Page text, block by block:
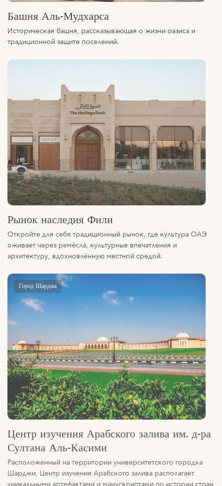
Историческая башня, рассказывающая о жизни оазиса и
традиционной защите поселений.
Рынок наследия Фили
оживает через ремёсла, культурные впечатления и
архитектуру, вдохновлённую местной средой.
Город Шарджа
Центр изучения Арабского залива им. д-ра
Расположенный на территории университетского городка
Шарджи, Центр изучения Арабского залива располагает
уникальными артефактами и манускриптами по истории стран
Залива.